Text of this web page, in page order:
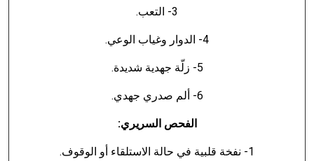
3- التعب.
4- الدوار وغياب الوعي.
5- زلّة جهدية شديدة.
6- ألم صدري جهدي.
الفحص السريري:
1- نفخة قلبية في حالة الاستلقاء أو الوقوف.